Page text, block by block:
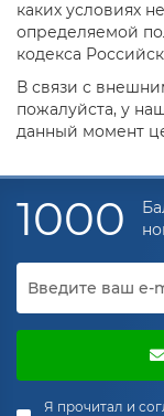
каких условиях
определяемой
кодекса
В связи с
пожалуйста, у
данный момент
1000
Я прочитал и